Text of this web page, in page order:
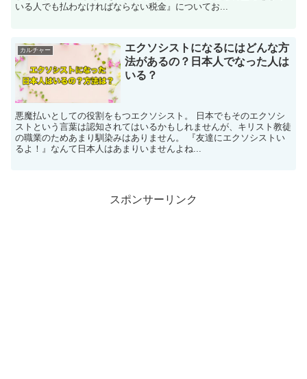
いる人でも払わなければならない税金』についてお...
カルチャー
エクソシストになるにはどんな方
法があるの？日本人でなった人は
いる？
悪魔払いとしての役割をもつエクソシスト。 日本でもそのエクソシ
ストという言葉は認知されてはいるかもしれませんが、キリスト教徒
の職業のためあまり馴染みはありません。 『友達にエクソシストい
るよ！』なんて日本人はあまりいませんよね...
スポンサーリンク